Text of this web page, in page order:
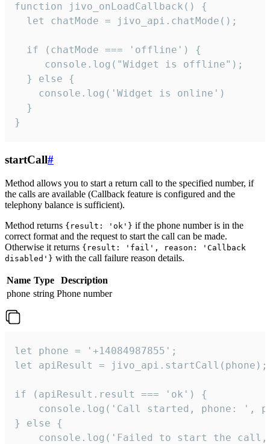
function jivo_onLoadCallback() {
  let chatMode = jivo_api.chatMode();
  if (chatMode === 'offline') {
     console.log("Widget is offline");
  } else {
    console.log('Widget is online')
  }
}
startCall#
Method allows you to start a return call to the specified number, if
the calls are available (Callback feature is configured and the
telephony balance is sufficient).
Method returns {result: 'ok'} if the phone number is in the
correct format and the request to start the call can be made.
Otherwise it returns {result: 'fail', reason: 'Callback
disabled'} with the call failure reason details.
Name Type
Description
phone string Phone number
let phone = '+14084987855';
let apiResult = jivo_api.startCall(phone);
if (apiResult.result === 'ok') {
console.log('Call started, phone: ',
} else {
console.log('Failed to start the